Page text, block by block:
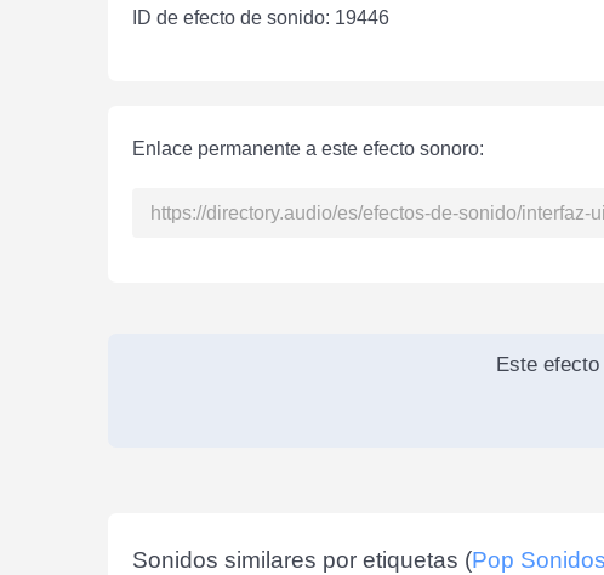
ID de efecto de sonido: 19446
Enlace permanente a este efecto sonoro:
Este
Sonidos similares por etiquetas (Pop Sonidos